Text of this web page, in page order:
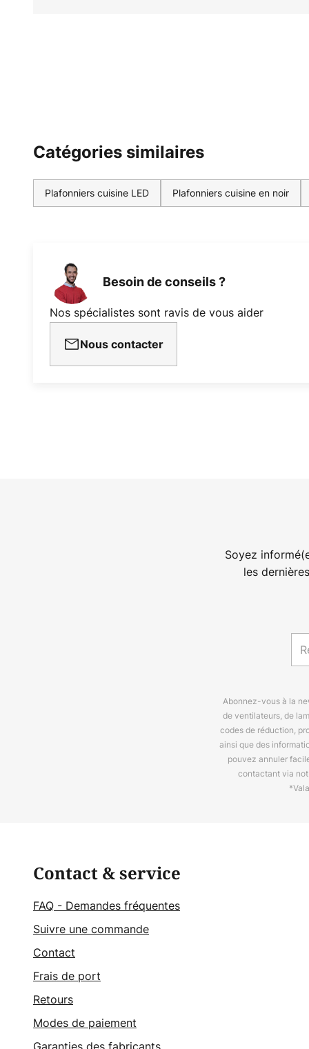
Catégories similaires
Plafonniers cuisine LED Plafonniers cuisine en noir
Besoin de conseils ?
Nos spécialistes sont ravis de vous aider
Nous contacter
Soyez
les
Abonnez-vous à la
de ventilateurs, de
codes de réduction,
ainsi que des
pouvez annuler
contactant via
Contact & service
FAQ - Demandes fréquentes
Suivre une commande
Contact
Frais de port
Retours
Modes de paiement